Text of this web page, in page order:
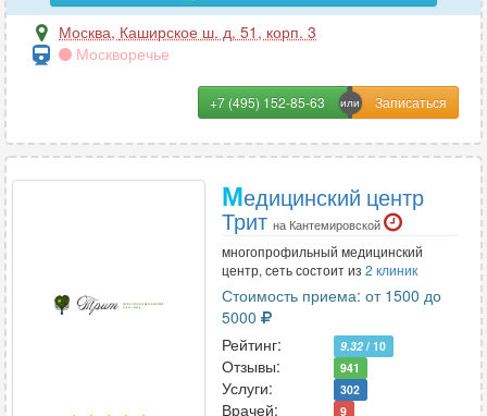
Москва, Каширское ш. д. 51, корп. 3
Москворечье
+7 (495) 152-85-63
Медицинский центр
Трит на Кантемировской
многопрофильный медицинский
центр, сеть состоит из 2 клиник
Стоимость приема: от 1500 до
5000
Рейтинг:
9.32 / 10
Отзывы: 941
Услуги: 302
Врачей: 9